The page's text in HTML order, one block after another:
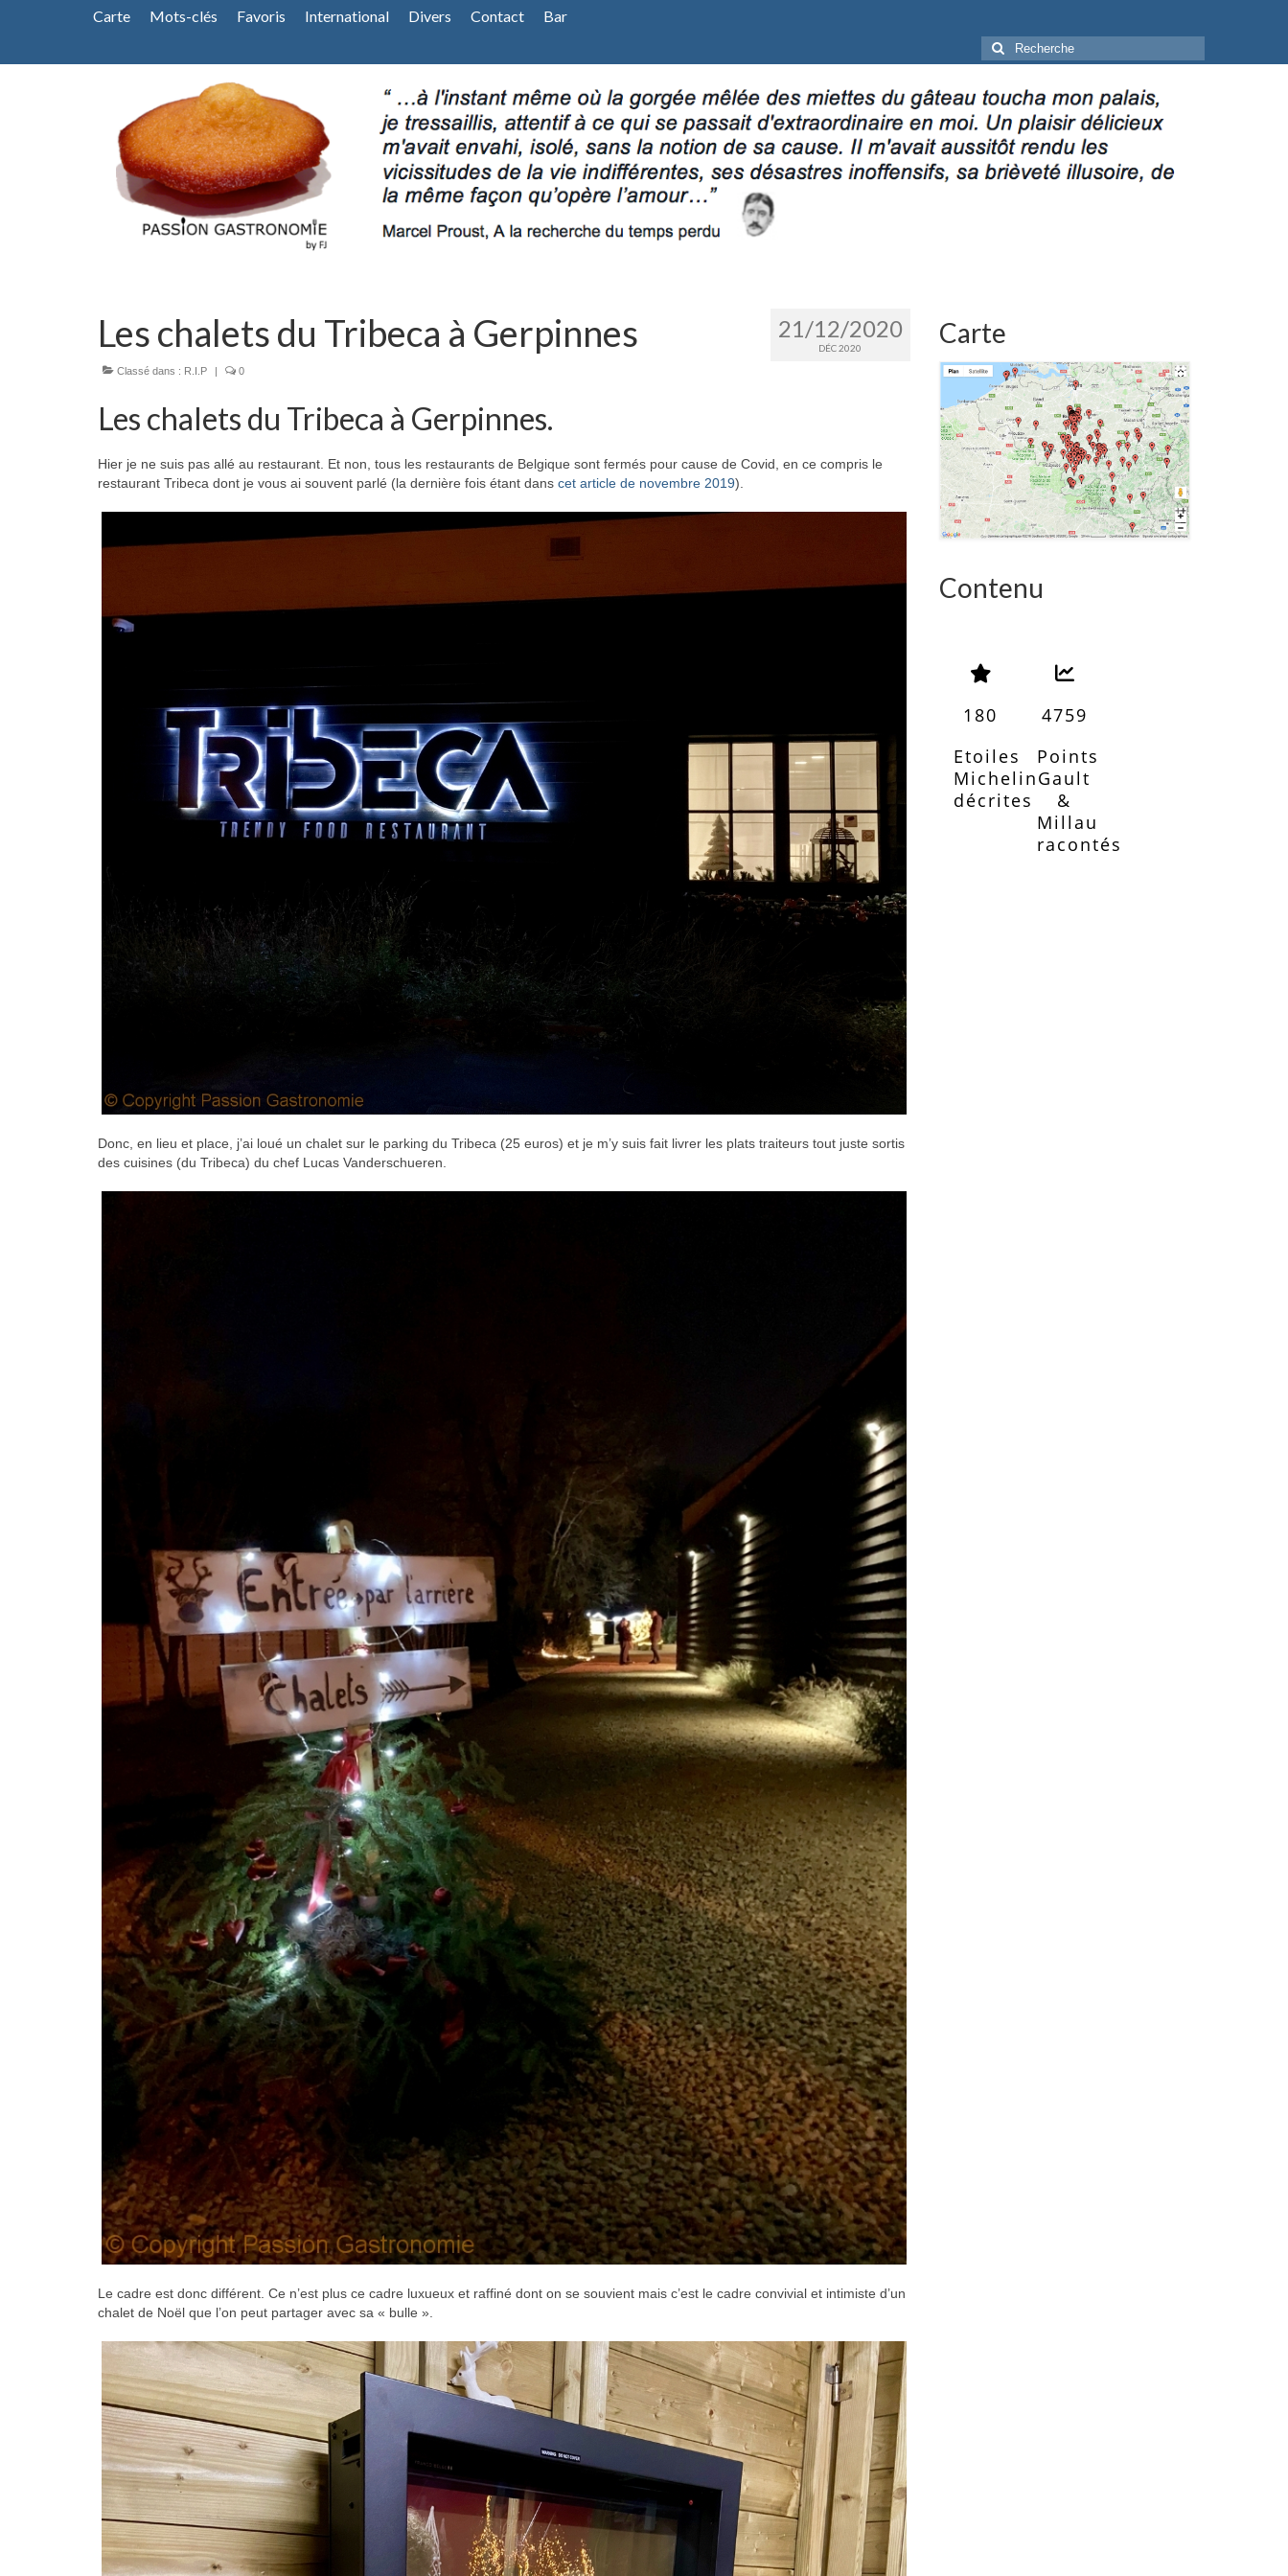
Carte Mots-clés Favoris International Divers Contact Bar
Rechercher
:
21/12/2020
DÉC 2020
Les chalets du Tribeca à Gerpinnes
Classé dans : R.I.P | 0
Les chalets du Tribeca à Gerpinnes.
Hier je ne suis pas allé au restaurant. Et non, tous les restaurants de Belgique sont fermés pour cause de Covid, en ce compris le
restaurant Tribeca dont je vous ai souvent parlé (la dernière fois étant dans cet article de novembre 2019).
Donc, en lieu et place, j’ai loué un chalet sur le parking du Tribeca (25 euros) et je m’y suis fait livrer les plats traiteurs tout juste sortis
des cuisines (du Tribeca) du chef Lucas Vanderschueren.
Le cadre est donc différent. Ce n’est plus ce cadre luxueux et raffiné dont on se souvient mais c’est le cadre convivial et intimiste d’un
chalet de Noël que l’on peut partager avec sa « bulle ».
Carte
Contenu
180
Etoiles
Michelin
décrites
4759
Points
Gault
&
Millau
racontés